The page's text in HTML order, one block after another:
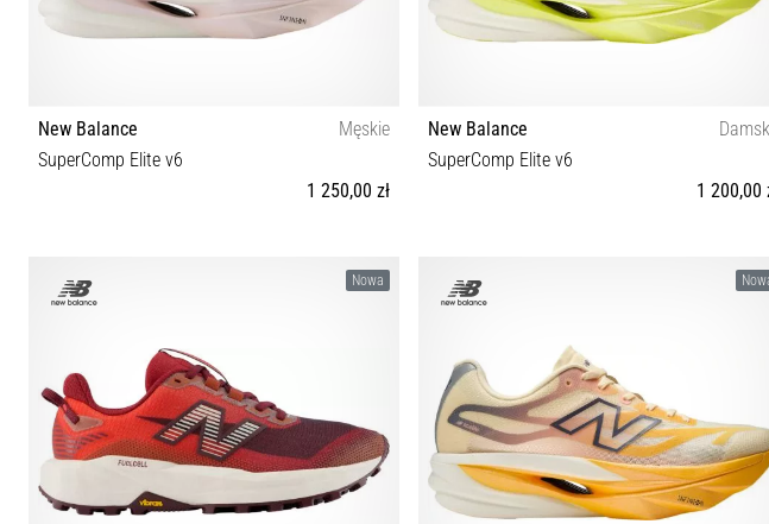
New Balance
Męskie
SuperComp Elite v6
1 250,00 zł
40½ 41½ 42 42½ 43 44 44½ 45 45½ 46½ 47 47½
New Balance
SuperComp Elite v6
1 200,00
33½ 36 37 37½ 38 38½ 39½ 40 40½ 41½
Nowa